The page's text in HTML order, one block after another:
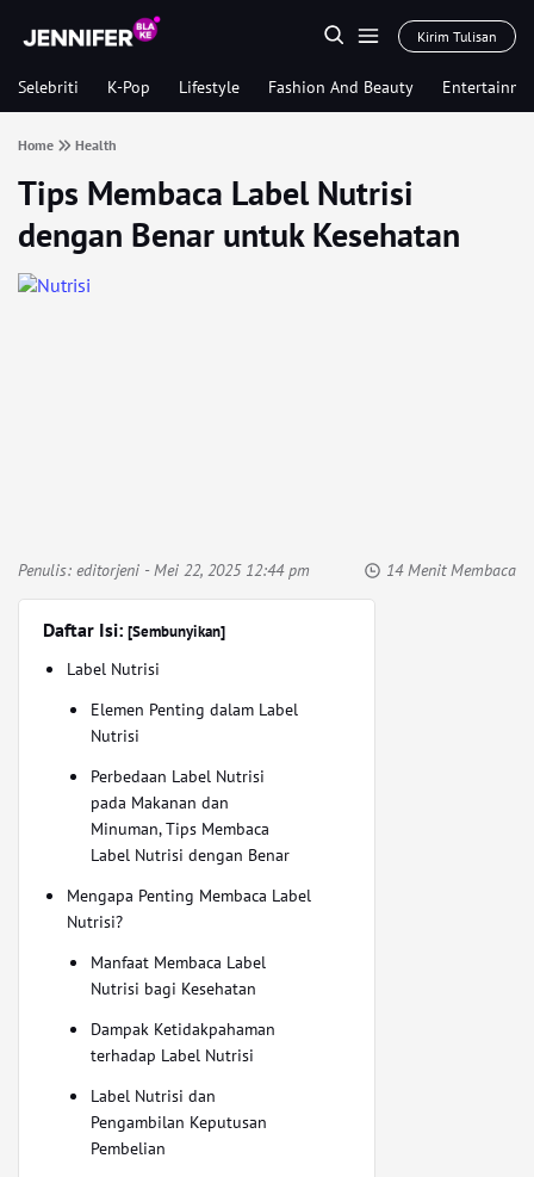
Kirim Tulisan
Selebriti K-Pop Lifestyle Fashion And Beauty
Home Health
Tips Membaca Label Nutrisi
dengan Benar untuk Kesehatan
Penulis: editorjeni - Mei 22, 2025 12:44 pm 14 Menit Membaca
Daftar Isi: [Sembunyikan]
Label Nutrisi
Elemen Penting dalam Label
Nutrisi
Perbedaan Label Nutrisi
pada Makanan dan
Minuman, Tips Membaca
Label Nutrisi dengan Benar
Mengapa Penting Membaca Label
Nutrisi?
Manfaat Membaca Label
Nutrisi bagi Kesehatan
Dampak Ketidakpahaman
terhadap Label Nutrisi
Label Nutrisi dan
Pengambilan Keputusan
Pembelian